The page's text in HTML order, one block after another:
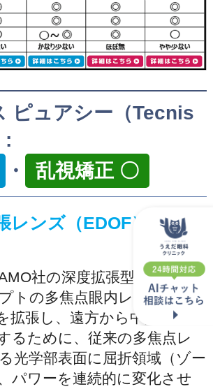
ピュアシー（Tecnis
:
・ 乱視矯正 〇
レンズ（EDOF）：中間
社の深度拡張型（EDOF）
トの多焦点眼内レンズで
拡張し、遠方から中間まで自
るために、従来の多焦点レ
光学部表面に屈折領域（ゾー
パワーを連続的に変化させ